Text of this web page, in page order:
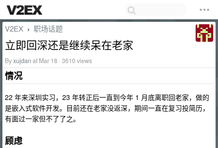
V2EX › 职场话题
立即回深还是继续呆在老家
Byxujdan at Mar 18 · 3610 views
情况
22 年来深圳实习，23 年转正后一直到今年 1 月底离职回老家，做的
是嵌入式软件开发。目前还在老家没返深，期间一直在复习投简历，
有面过一家但不了了之。
顾虑